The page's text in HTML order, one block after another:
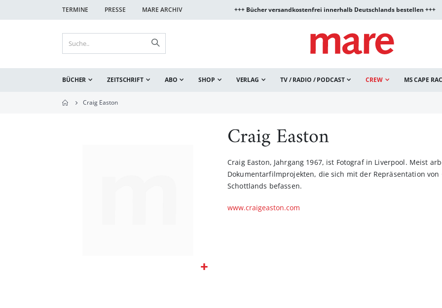
TERMINE PRESSE MARE ARCHIV +++ Bücher versandkostenfrei innerhalb Deutschlands bestellen +++
BÜCHER ZEITSCHRIFT ABO SHOP VERLAG TV / RADIO / PODCAST CREW MS CAPE
Craig Easton
Craig Easton
Craig Easton, Jahrgang 1967, ist Fotograf in Liverpool. Meist
Dokumentarfilmprojekten, die sich mit der Repräsentation
Schottlands befassen.
www.craigeaston.com